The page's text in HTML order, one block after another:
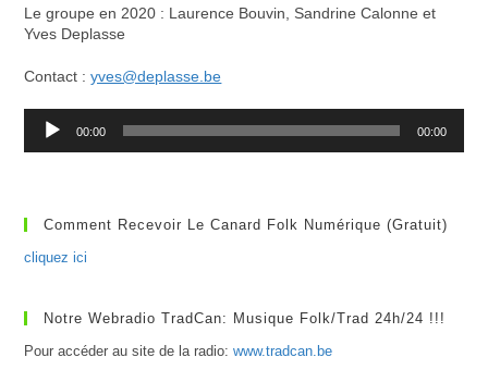
Le groupe en 2020 : Laurence Bouvin, Sandrine Calonne et
Yves Deplasse
Contact :yves@deplasse.be
Lecteur
audio
00:00 00:00
Comment Recevoir Le Canard Folk Numérique (gratuit)
cliquez ici
Notre Webradio TradCan: Musique Folk/Trad 24h/24 !!!
Pour accéder au site de la radio:www.tradcan.be